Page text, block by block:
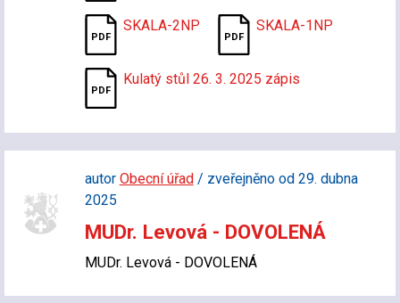
SKALA-2NP SKALA-1NP
Kulatý stůl 26. 3. 2025 zápis
autor Obecní úřad/ zveřejněno od 29. dubna
2025
MUDr. Levová - DOVOLENÁ
MUDr. Levová - DOVOLENÁ